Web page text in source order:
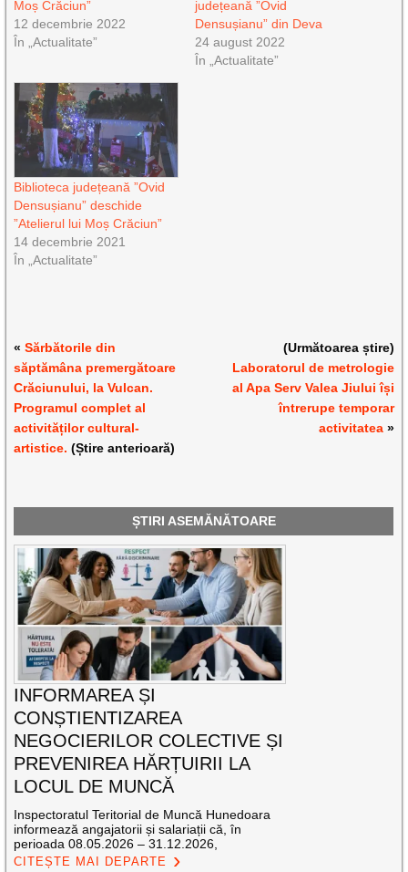
Moș Crăciun”
12 decembrie 2022
În „Actualitate”
județeană ”Ovid
Densușianu” din Deva
24 august 2022
În „Actualitate”
Biblioteca județeană ”Ovid
Densușianu” deschide
”Atelierul lui Moș Crăciun”
14 decembrie 2021
În „Actualitate”
«Sărbătorile din
săptămâna premergătoare
Crăciunului, la Vulcan.
Programul complet al
activităților cultural-
artistice. (Știre anterioară)
(Următoarea știre)
Laboratorul de metrologie
al Apa Serv Valea Jiului își
întrerupe temporar
activitatea»
ȘTIRI ASEMĂNĂTOARE
INFORMAREA ȘI
CONȘTIENTIZAREA
NEGOCIERILOR COLECTIVE ȘI
PREVENIREA HĂRȚUIRII LA
LOCUL DE MUNCĂ
Inspectoratul Teritorial de Muncă Hunedoara
informează angajatorii și salariații că, în
perioada 08.05.2026 – 31.12.2026,
CITEȘTE MAI DEPARTE